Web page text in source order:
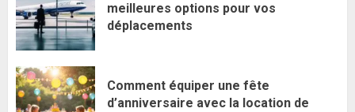
meilleures options pour vos
déplacements
Comment équiper une fête
d’anniversaire avec la location de